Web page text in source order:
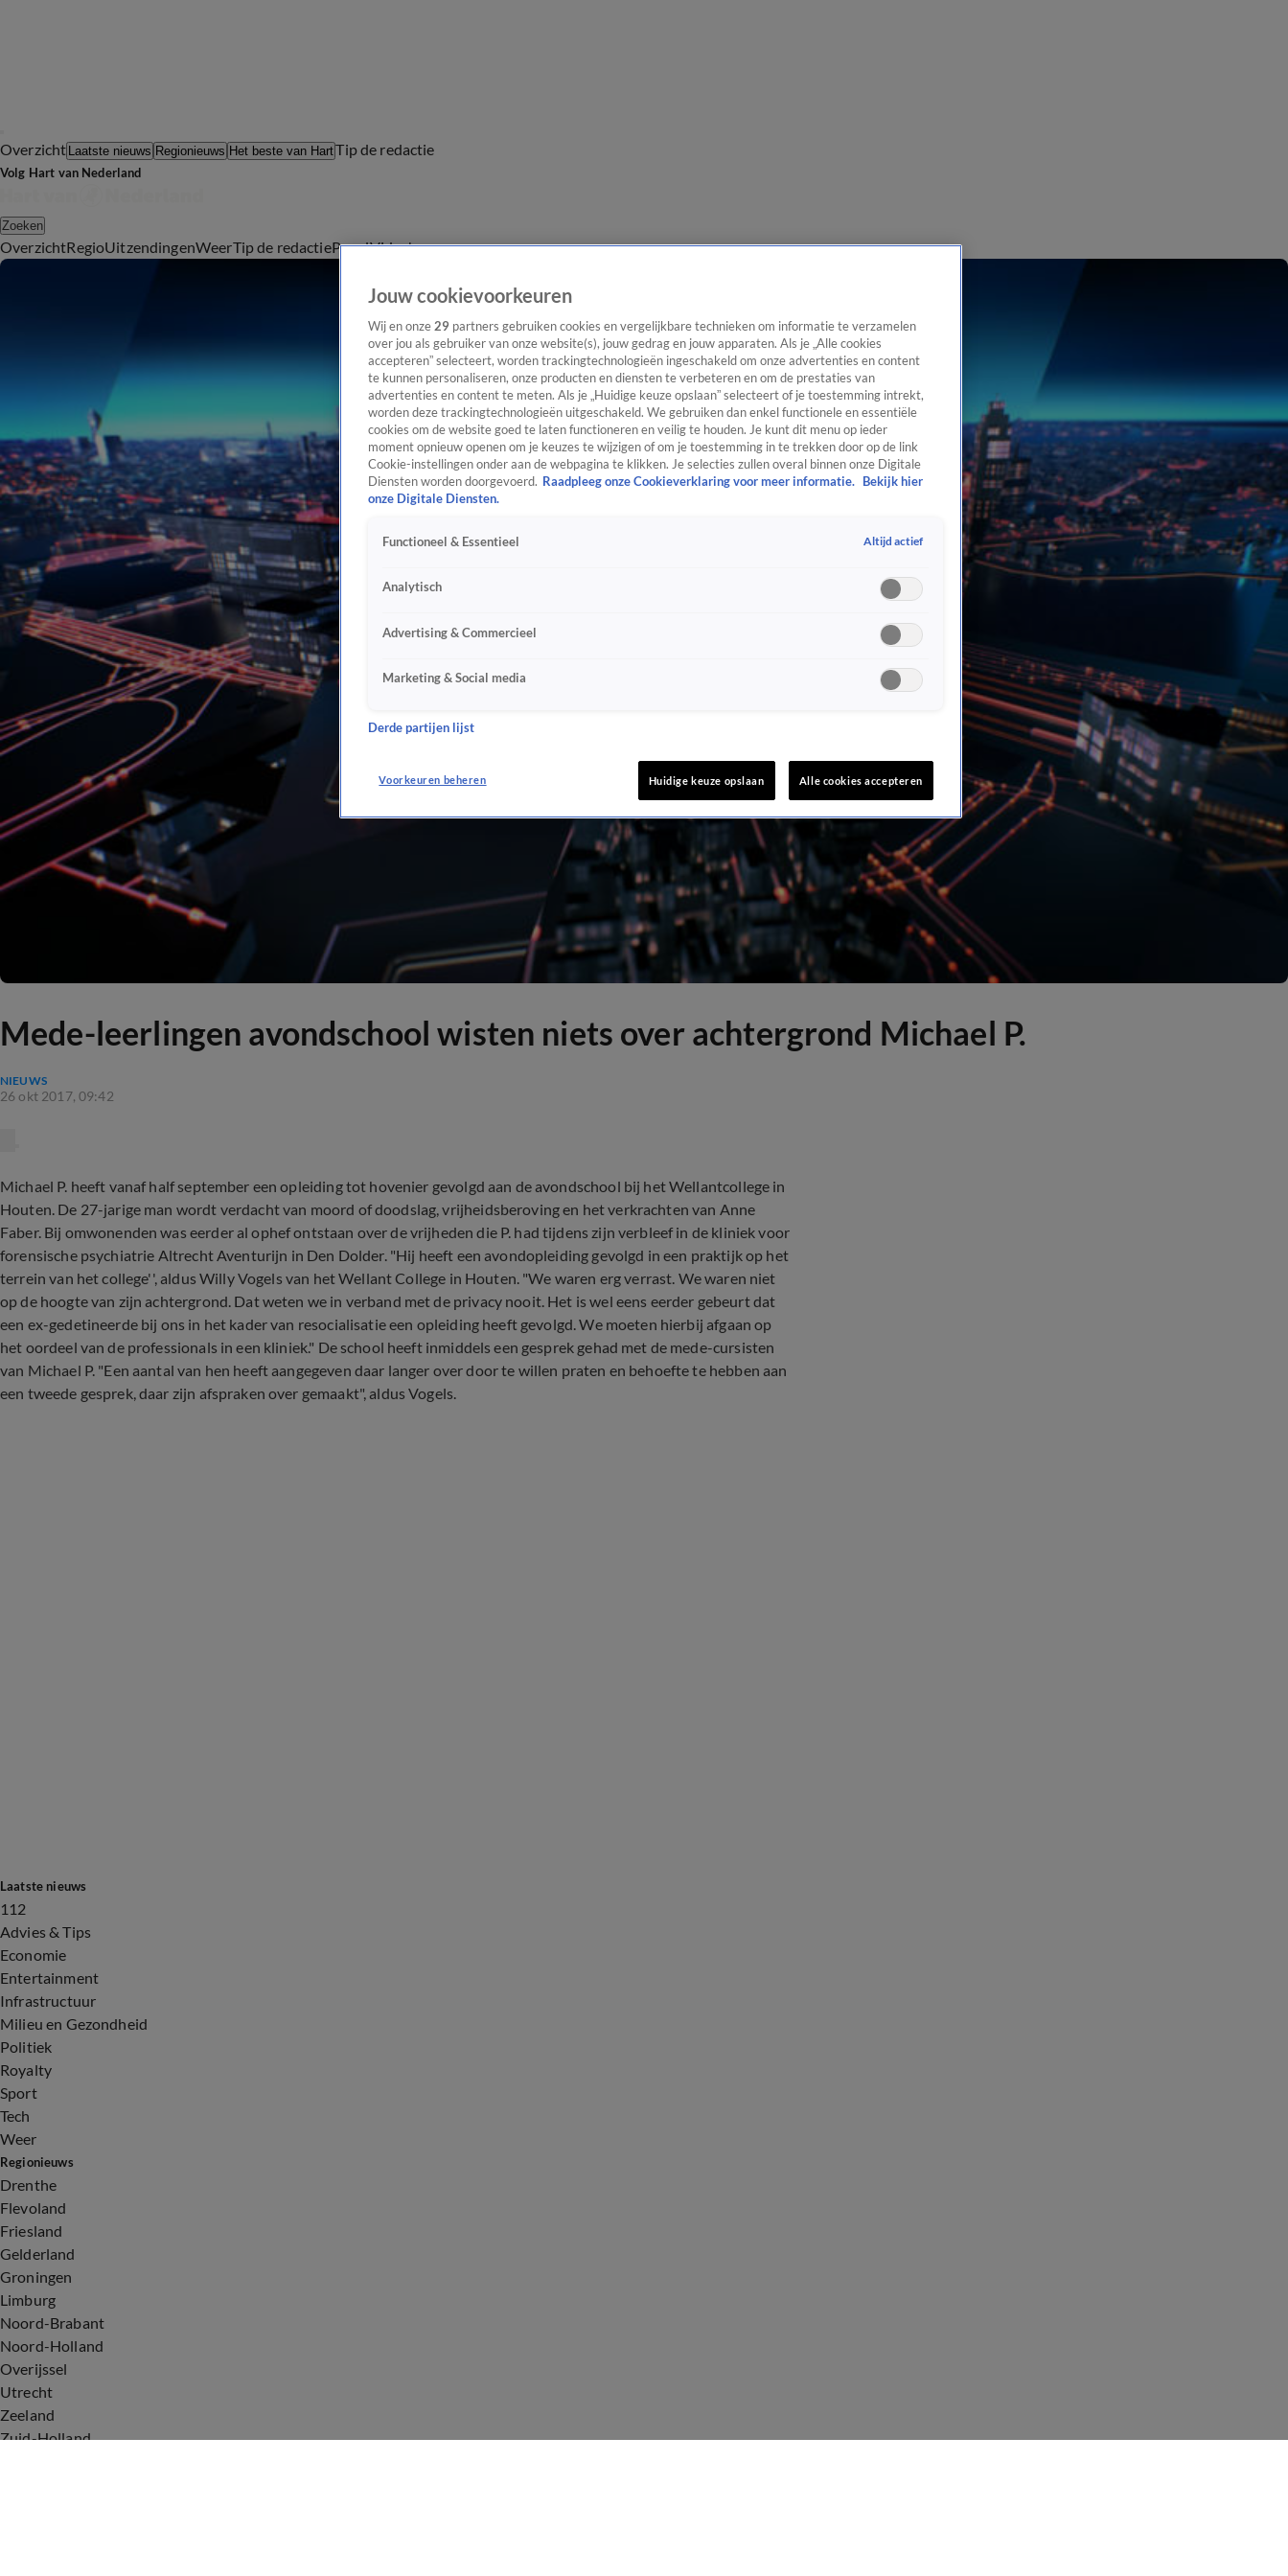
Overzicht Laatste nieuws Regionieuws Het beste van HartTip de redactie
Volg Hart van Nederland
Zoeken
OverzichtRegioUitzendingenWeerTip de redactiePanelVideo's
Mede-leerlingen avondschool wisten niets over achtergrond Michael P.
NIEUWS
26 okt 2017, 09:42
Michael P. heeft vanaf half september een opleiding tot hovenier gevolgd aan de avondschool bij het Wellantcollege in
Houten. De 27-jarige man wordt verdacht van moord of doodslag, vrijheidsberoving en het verkrachten van Anne
Faber. Bij omwonenden was eerder al ophef ontstaan over de vrijheden die P. had tijdens zijn verbleef in de kliniek voor
forensische psychiatrie Altrecht Aventurijn in Den Dolder. "Hij heeft een avondopleiding gevolgd in een praktijk op het
terrein van het college'', aldus Willy Vogels van het Wellant College in Houten. "We waren erg verrast. We waren niet
op de hoogte van zijn achtergrond. Dat weten we in verband met de privacy nooit. Het is wel eens eerder gebeurt dat
een ex-gedetineerde bij ons in het kader van resocialisatie een opleiding heeft gevolgd. We moeten hierbij afgaan op
het oordeel van de professionals in een kliniek." De school heeft inmiddels een gesprek gehad met de mede-cursisten
van Michael P. "Een aantal van hen heeft aangegeven daar langer over door te willen praten en behoefte te hebben aan
een tweede gesprek, daar zijn afspraken over gemaakt", aldus Vogels.
Laatste nieuws
112
Advies & Tips
Economie
Entertainment
Infrastructuur
Milieu en Gezondheid
Politiek
Royalty
Sport
Tech
Weer
Regionieuws
Drenthe
Flevoland
Friesland
Gelderland
Groningen
Limburg
Noord-Brabant
Noord-Holland
Overijssel
Utrecht
Zeeland
Zuid-Holland
Jouw cookievoorkeuren
Wij en onze 29 partners gebruiken cookies en vergelijkbare technieken om informatie te verzamelen
over jou als gebruiker van onze website(s), jouw gedrag en jouw apparaten. Als je „Alle cookies
accepteren” selecteert, worden trackingtechnologieën ingeschakeld om onze advertenties en content
te kunnen personaliseren, onze producten en diensten te verbeteren en om de prestaties van
advertenties en content te meten. Als je „Huidige keuze opslaan” selecteert of je toestemming intrekt,
worden deze trackingtechnologieën uitgeschakeld. We gebruiken dan enkel functionele en essentiële
cookies om de website goed te laten functioneren en veilig te houden. Je kunt dit menu op ieder
moment opnieuw openen om je keuzes te wijzigen of om je toestemming in te trekken door op de link
Cookie-instellingen onder aan de webpagina te klikken. Je selecties zullen overal binnen onze Digitale
Diensten worden doorgevoerd. Raadpleeg onze Cookieverklaring voor meer informatie. Bekijk hier
onze Digitale Diensten.
Functioneel & Essentieel Altijd actief
Analytisch
Advertising & Commercieel
Marketing & Social media
Derde partijen lijst
Voorkeuren beheren Huidige keuze opslaan Alle cookies accepteren